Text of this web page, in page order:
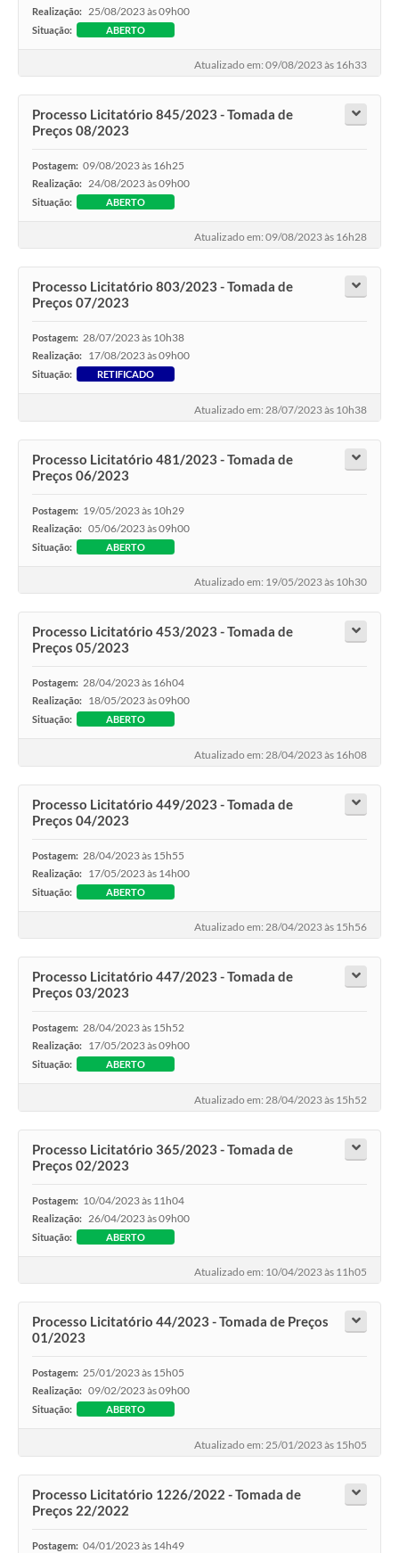
Realização: 25/08/2023 às 09h00
Situação: ABERTO
Atualizado em: 09/08/2023 às 16h33
Processo Licitatório 845/2023 - Tomada de
Preços 08/2023
Postagem: 09/08/2023 às 16h25
Realização: 24/08/2023 às 09h00
Situação: ABERTO
Atualizado em: 09/08/2023 às 16h28
Processo Licitatório 803/2023 - Tomada de
Preços 07/2023
Postagem: 28/07/2023 às 10h38
Realização: 17/08/2023 às 09h00
Situação: RETIFICADO
Atualizado em: 28/07/2023 às 10h38
Processo Licitatório 481/2023 - Tomada de
Preços 06/2023
Postagem: 19/05/2023 às 10h29
Realização: 05/06/2023 às 09h00
Situação: ABERTO
Atualizado em: 19/05/2023 às 10h30
Processo Licitatório 453/2023 - Tomada de
Preços 05/2023
Postagem: 28/04/2023 às 16h04
Realização: 18/05/2023 às 09h00
Situação: ABERTO
Atualizado em: 28/04/2023 às 16h08
Processo Licitatório 449/2023 - Tomada de
Preços 04/2023
Postagem: 28/04/2023 às 15h55
Realização: 17/05/2023 às 14h00
Situação: ABERTO
Atualizado em: 28/04/2023 às 15h56
Processo Licitatório 447/2023 - Tomada de
Preços 03/2023
Postagem: 28/04/2023 às 15h52
Realização: 17/05/2023 às 09h00
Situação: ABERTO
Atualizado em: 28/04/2023 às 15h52
Processo Licitatório 365/2023 - Tomada de
Preços 02/2023
Postagem: 10/04/2023 às 11h04
Realização: 26/04/2023 às 09h00
Situação: ABERTO
Atualizado em: 10/04/2023 às 11h05
Processo Licitatório 44/2023 - Tomada de Preços
01/2023
Postagem: 25/01/2023 às 15h05
Realização: 09/02/2023 às 09h00
Situação: ABERTO
Atualizado em: 25/01/2023 às 15h05
Processo Licitatório 1226/2022 - Tomada de
Preços 22/2022
Postagem: 04/01/2023 às 14h49